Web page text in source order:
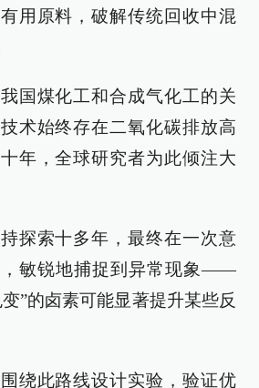
用原料，破解传统回收中混
国煤化工和合成气化工的关
术始终存在二氧化碳排放高
年，全球研究者为此倾注大
探索十多年，最终在一次意
敏锐地捕捉到异常现象——
”的卤素可能显著提升某些反
绕此路线设计实验，验证优